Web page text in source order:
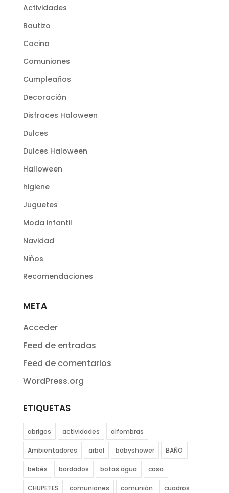
Actividades
Bautizo
Cocina
Comuniones
Cumpleaños
Decoración
Disfraces Haloween
Dulces
Dulces Haloween
Halloween
higiene
Juguetes
Moda infantil
Navidad
Niños
Recomendaciones
META
Acceder
Feed de entradas
Feed de comentarios
WordPress.org
ETIQUETAS
abrigos actividades alfombras
Ambientadores arbol babyshower BAÑO
bebés bordados botas agua casa
CHUPETES comuniones comunión cuadros